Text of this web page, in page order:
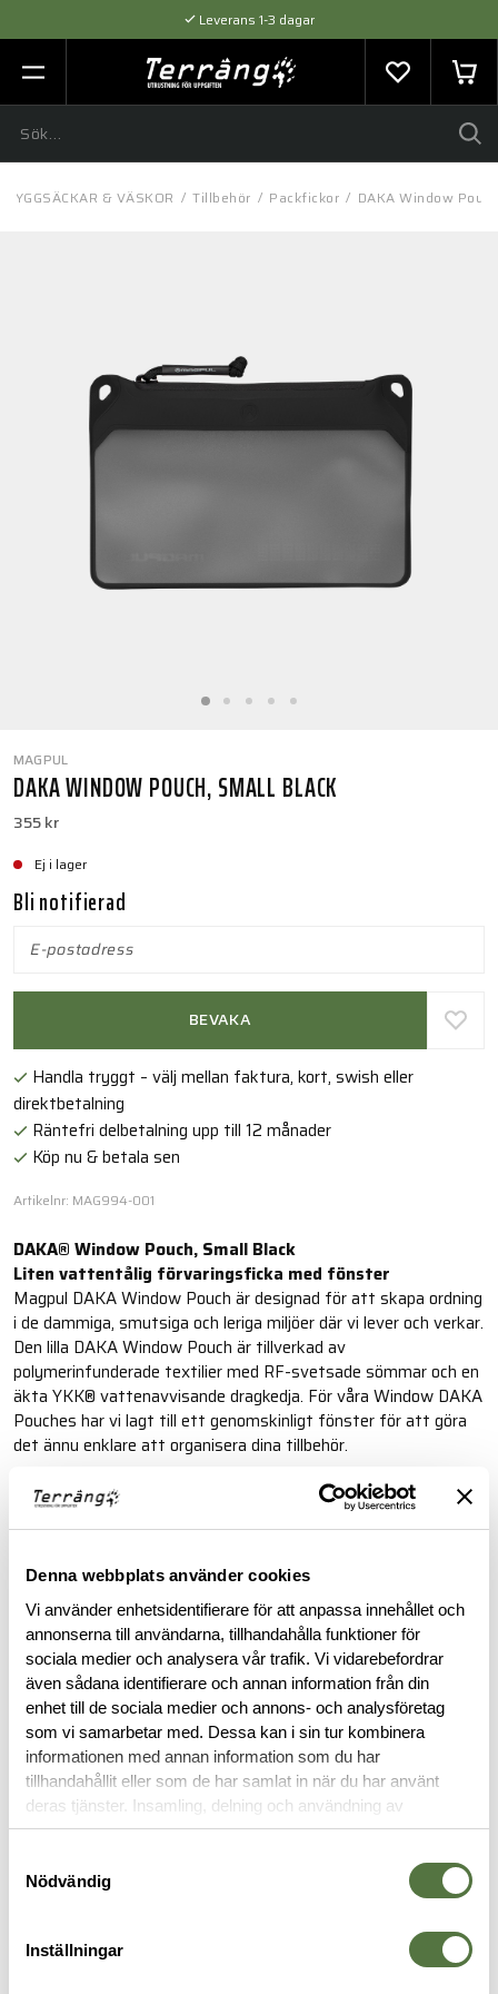
Denna webbplats använder cookies
Vi använder enhetsidentifierare för att anpassa innehållet och
annonserna till användarna, tillhandahålla funktioner för
sociala medier och analysera vår trafik. Vi vidarebefordrar
även sådana identifierare och annan information från din
enhet till de sociala medier och annons- och analysföretag
som vi samarbetar med. Dessa kan i sin tur kombinera
informationen med annan information som du har
tillhandahållit eller som de har samlat in när du har använt
deras tjänster. Insamling, delning och användning av
personuppgifter kan användas för personalisering av
Nödvändig
Inställningar
Leverans 1-3 dagar
Flexibel betalning med SVEA
Expertråd & Kvalitetsprodukter
RYGGSÄCKAR & VÄSKOR / Tillbehör / Packfickor / DAKA Window
MAGPUL
DAKA WINDOW POUCH, SMALL BLACK
355 kr
Ej i lager
Bli notifierad
BEVAKA
Handla tryggt – välj mellan faktura, kort, swish eller
direktbetalning
Räntefri delbetalning upp till 12 månader
Köp nu & betala sen
Artikelnr: MAG994-001
DAKA® Window Pouch, Small Black
Liten vattentålig förvaringsficka med fönster
Magpul DAKA Window Pouch är designad för att skapa ordning
i de dammiga, smutsiga och leriga miljöer där vi lever och verkar.
Den lilla DAKA Window Pouch är tillverkad av
polymerinfunderade textilier med RF-svetsade sömmar och en
äkta YKK® vattenavvisande dragkedja. För våra Window DAKA
Pouches har vi lagt till ett genomskinligt fönster för att göra
det ännu enklare att organisera dina tillbehör.
Läs mer
BESKRIVNING
RECENSIONER
OM VARUMÄRKET